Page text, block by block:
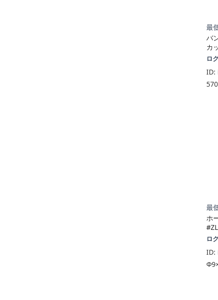
最
バ
カ
ロ
ID:
最
ホ
ロ
ID: